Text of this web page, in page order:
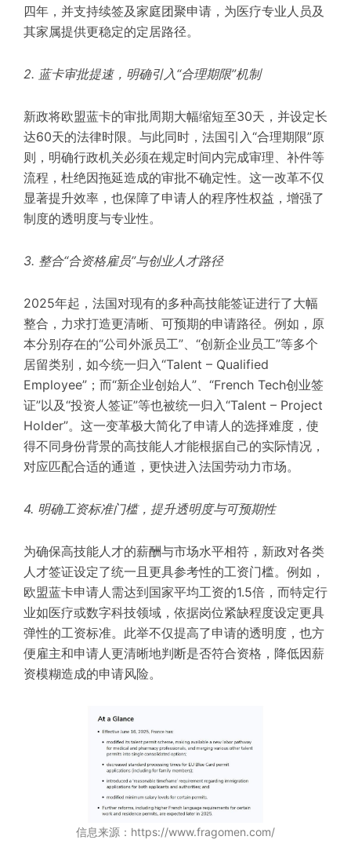
四年，并支持续签及家庭团聚申请，为医疗专业人员及
其家属提供更稳定的定居路径。
2. 蓝卡审批提速，明确引入“合理期限”机制
新政将欧盟蓝卡的审批周期大幅缩短至30天，并设定长
达60天的法律时限。与此同时，法国引入“合理期限”原
则，明确行政机关必须在规定时间内完成审理、补件等
流程，杜绝因拖延造成的审批不确定性。这一改革不仅
显著提升效率，也保障了申请人的程序性权益，增强了
制度的透明度与专业性。
3. 整合“合资格雇员”与创业人才路径
2025年起，法国对现有的多种高技能签证进行了大幅
整合，力求打造更清晰、可预期的申请路径。例如，原
本分别存在的“公司外派员工”、“创新企业员工”等多个
居留类别，如今统一归入“Talent – Qualified
Employee”；而“新企业创始人”、“French Tech创业签
证”以及“投资人签证”等也被统一归入“Talent – Project
Holder”。这一变革极大简化了申请人的选择难度，使
得不同身份背景的高技能人才能根据自己的实际情况，
对应匹配合适的通道，更快进入法国劳动力市场。
4. 明确工资标准门槛，提升透明度与可预期性
为确保高技能人才的薪酬与市场水平相符，新政对各类
人才签证设定了统一且更具参考性的工资门槛。例如，
欧盟蓝卡申请人需达到国家平均工资的1.5倍，而特定行
业如医疗或数字科技领域，依据岗位紧缺程度设定更具
弹性的工资标准。此举不仅提高了申请的透明度，也方
便雇主和申请人更清晰地判断是否符合资格，降低因薪
资模糊造成的申请风险。
信息来源：https://www.fragomen.com/